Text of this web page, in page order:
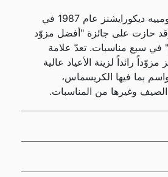
تأسّست شركة برومييه ديكورايشنز عام 1987 في
وقد حازت على جائزة "أفضل مزوّد
في سبع مناسبات. تعدّ علامة
مزوّداً رائداً لزينة الأعياد عالية
بما فيها الكريسماس،
وغيرها من المناسبات.